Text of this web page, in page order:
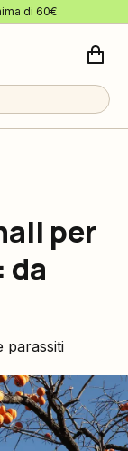
di 60€
per
da
parassiti